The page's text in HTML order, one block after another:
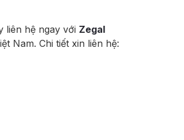
liên hệ ngay với Zegal
Nam. Chi tiết xin liên hệ: